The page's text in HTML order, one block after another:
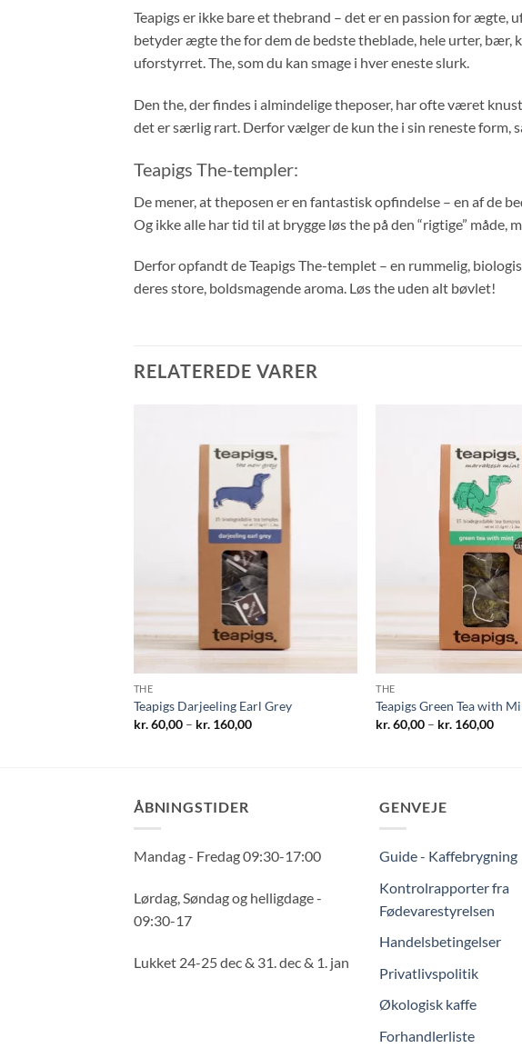
Teapigs er ikke bare et thebrand – det er en passion for ægte,
betyder ægte the for dem de bedste theblade, hele urter, bær,
uforstyrret. The, som du kan smage i hver eneste slurk.
Den the, der findes i almindelige theposer, har ofte været
det er særlig rart. Derfor vælger de kun the i sin reneste form,
Teapigs The-templer:
De mener, at theposen er en fantastisk opfindelse – en af de
Og ikke alle har tid til at brygge løs the på den “rigtige”
Derfor opfandt de Teapigs The-templet – en rummelig,
deres store, boldsmagende aroma. Løs the uden alt bøvlet!
RELATEREDE VARER
THE
Teapigs Darjeeling Earl Grey
kr.60,00 – kr.160,00Prisinterval:
THE
Teapigs Green Tea with
kr.60,00 – kr. 160,00
ÅBNINGSTIDER
Mandag - Fredag 09:30-17:00
Lørdag, Søndag og helligdage -
09:30-17
Lukket 24-25 dec & 31. dec & 1. jan
GENVEJE
Guide - Kaffebrygning
Kontrolrapporter fra
Fødevarestyrelsen
Handelsbetingelser
Privatlivspolitik
Økologisk kaffe
Forhandlerliste